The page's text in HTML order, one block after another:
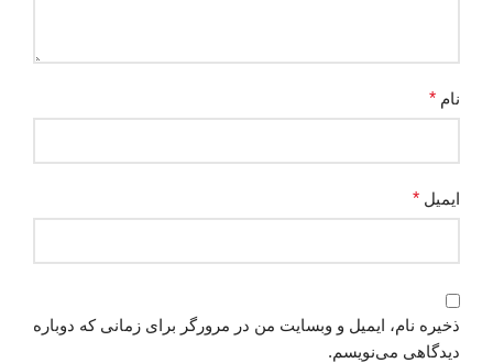
نام *
ایمیل *
ذخیره نام، ایمیل و وبسایت من در مرورگر برای زمانی که دوباره
دیدگاهی می‌نویسم.